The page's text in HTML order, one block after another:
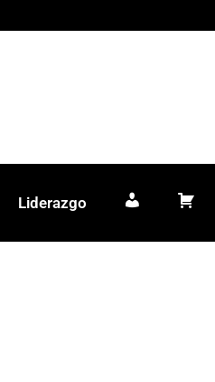
Liderazgo Mi cuentaCarrito